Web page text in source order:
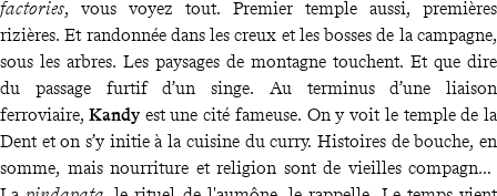
factories, vous voyez tout. Premier temple aussi, premières
rizières. Et randonnée dans les creux et les bosses de la campagne,
sous les arbres. Les paysages de montagne touchent. Et que dire
du passage furtif d’un singe. Au terminus d’une liaison
ferroviaire, Kandy est une cité fameuse. On y voit le temple de la
Dent et on s’y initie à la cuisine du curry. Histoires de bouche, en
somme, mais nourriture et religion sont de vieilles compagnes.